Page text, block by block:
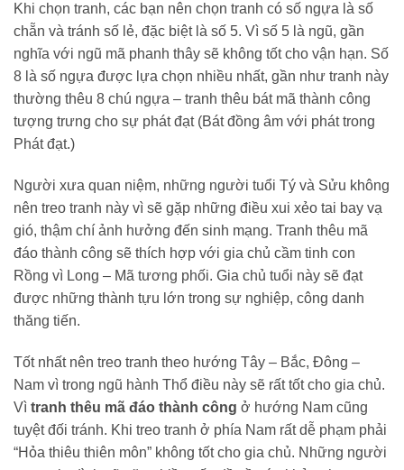
Khi chọn tranh, các bạn nên chọn tranh có số ngựa là số
chẵn và tránh số lẻ, đặc biệt là số 5. Vì số 5 là ngũ, gần
nghĩa với ngũ mã phanh thây sẽ không tốt cho vận hạn. Số
8 là số ngựa được lựa chọn nhiều nhất, gần như tranh này
thường thêu 8 chú ngựa – tranh thêu bát mã thành công
tượng trưng cho sự phát đạt (Bát đồng âm với phát trong
Phát đạt.)
Người xưa quan niệm, những người tuổi Tý và Sửu không
nên treo tranh này vì sẽ gặp những điều xui xẻo tai bay vạ
gió, thậm chí ảnh hưởng đến sinh mạng. Tranh thêu mã
đáo thành công sẽ thích hợp với gia chủ cầm tinh con
Rồng vì Long – Mã tương phối. Gia chủ tuổi này sẽ đạt
được những thành tựu lớn trong sự nghiệp, công danh
thăng tiến.
Tốt nhất nên treo tranh theo hướng Tây – Bắc, Đông –
Nam vì trong ngũ hành Thổ điều này sẽ rất tốt cho gia chủ.
Vì tranh thêu mã đáo thành công ở hướng Nam cũng
tuyệt đối tránh. Khi treo tranh ở phía Nam rất dễ phạm phải
“Hỏa thiêu thiên môn” không tốt cho gia chủ. Những người